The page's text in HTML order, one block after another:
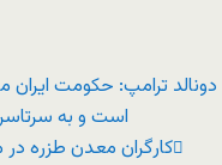
دونالد ترامپ: حکومت
است و به
کارگران معدن طزره